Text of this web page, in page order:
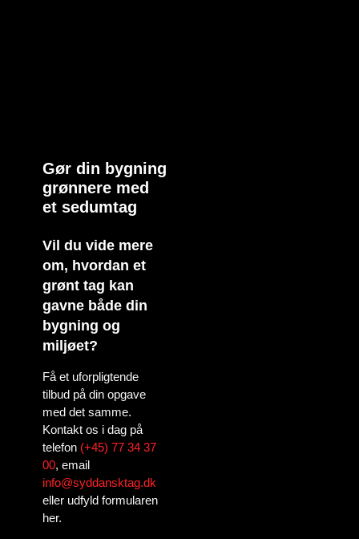
Gør din bygning
grønnere med
et sedumtag
Vil du vide mere
om, hvordan et
grønt tag kan
gavne både din
bygning og
miljøet?
Få et uforpligtende
tilbud på din opgave
med det samme.
Kontakt os i dag på
telefon (+45) 77 34 37
00, email
info@syddansktag.dk
eller udfyld formularen
her.